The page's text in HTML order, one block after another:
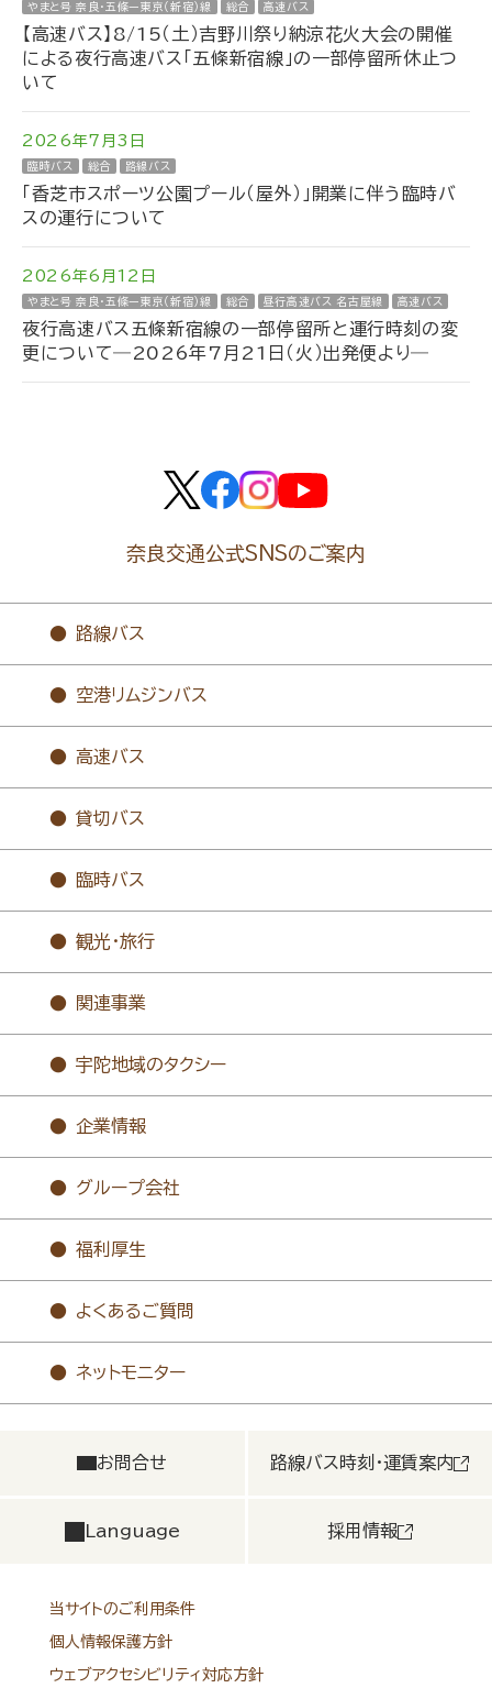
やまと号 奈良・五條ー東京（新宿）線 総合 高速バス
【高速バス】8/15（土）吉野川祭り納涼花火大会の開催
による夜行高速バス「五條新宿線」の一部停留所休止つ
いて
2026年7月3日
臨時バス 総合 路線バス
「香芝市スポーツ公園プール（屋外）」開業に伴う臨時バ
スの運行について
2026年6月12日
やまと号 奈良・五條ー東京（新宿）線 総合 昼行高速バス 名古屋線 高速バス
夜行高速バス五條新宿線の一部停留所と運行時刻の変
更について―2026年7月21日（火）出発便より―
奈良交通公式SNSのご案内
路線バス
空港リムジンバス
高速バス
貸切バス
臨時バス
観光・旅行
関連事業
宇陀地域のタクシー
企業情報
グループ会社
福利厚生
よくあるご質問
ネットモニター
お問合せ 路線バス時刻・運賃案内
Language 採用情報
当サイトのご利用条件
個人情報保護方針
ウェブアクセシビリティ対応方針